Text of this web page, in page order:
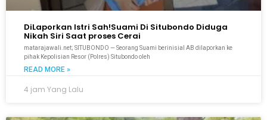
DiLaporkan Istri Sah!Suami Di Situbondo Diduga
Nikah Siri Saat proses Cerai
matarajawali.net; SITUBONDO — Seorang Suami berinisial AB dilaporkan ke
pihak Kepolisian Resor (Polres) Situbondo oleh
READ MORE »
4 jam Yang Lalu